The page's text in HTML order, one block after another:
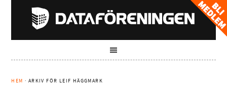
HEM · ARKIV FÖR LEIF HÄGGMARK